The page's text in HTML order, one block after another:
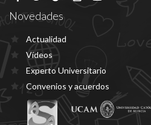
Novedades
Actualidad
Vídeos
Experto Universitario
Convenios y acuerdos